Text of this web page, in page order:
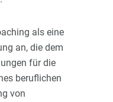
als eine
an, die dem
für die
beruflichen
von